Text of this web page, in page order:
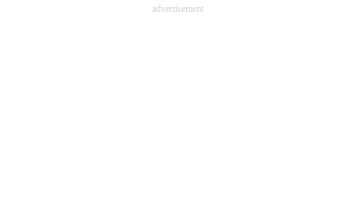
advertisement